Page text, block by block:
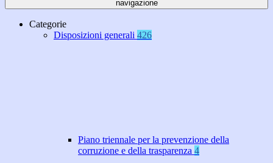
navigazione
Categorie
Disposizioni generali 426
Piano triennale per la prevenzione della
corruzione e della trasparenza 4